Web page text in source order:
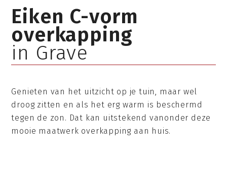
Eiken C-vorm
overkapping
in Grave
Genieten van het uitzicht op je tuin, maar wel
droog zitten en als het erg warm is beschermd
tegen de zon. Dat kan uitstekend vanonder deze
mooie maatwerk overkapping aan huis.